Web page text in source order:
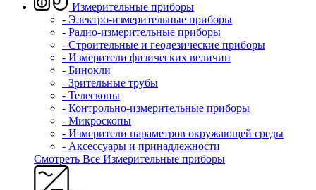
Измерительные приборы
- Электро-измерительные приборы
- Радио-измерительные приборы
- Строительные и геодезические приборы
- Измерители физических величин
- Бинокли
- Зрительные трубы
- Телескопы
- Контрольно-измерительные приборы
- Микроскопы
- Измерители параметров окружающей среды
- Аксессуары и принадлежности
Смотреть Все Измерительные приборы